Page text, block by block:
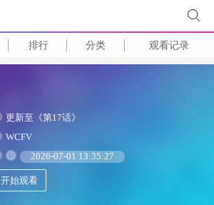
排行 分类 观看记录
更新至《第17话》
WCFV
2026-07-01 13:35:27
开始观看